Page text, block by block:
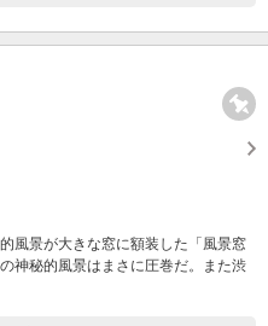
風景が大きな窓に額装した「風景窓
神秘的風景はまさに圧巻だ。また渋